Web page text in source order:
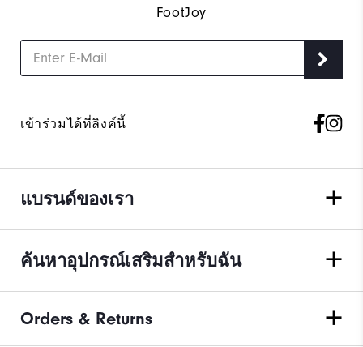
FootJoy
เข้าร่วมได้ที่ลิงค์นี้
แบรนด์ของเรา
ค้นหาอุปกรณ์เสริมสำหรับฉัน
Orders & Returns